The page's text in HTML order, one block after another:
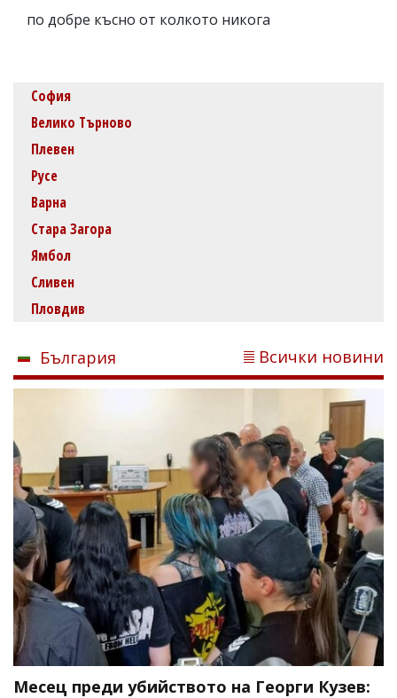
по добре късно от колкото никога
София
Велико Търново
Плевен
Русе
Варна
Стара Загора
Ямбол
Сливен
Пловдив
България Всички новини
Месец преди убийството на Георги Кузев: